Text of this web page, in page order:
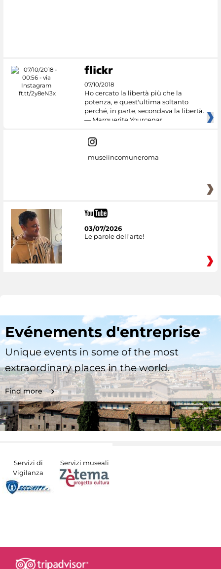
07/10/2018
Ho cercato la libertà più che la
potenza, e quest'ultima soltanto
perché, in parte, secondava la libertà.
— Marguerite Yourcenar
museiincomuneroma
03/07/2026
Le parole dell'arte!
Evénements d'entreprise
Unique events in some of the most
extraordinary places in the world.
Find more
Servizi di
Vigilanza
Servizi museali